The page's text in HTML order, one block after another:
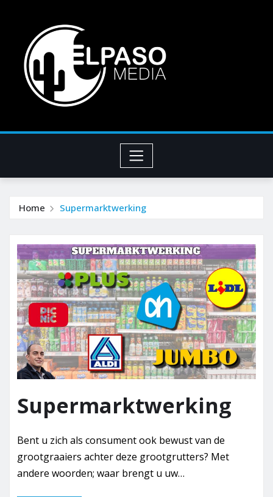
Home Supermarktwerking
Supermarktwerking
Bent u zich als consument ook bewust van de
grootgraaiers achter deze grootgrutters? Met
andere woorden; waar brengt u uw…